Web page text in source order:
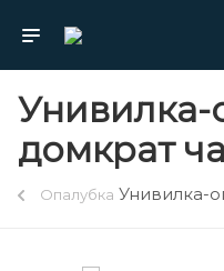
Унивилка-
домкрат
Опалубка Унивилка-